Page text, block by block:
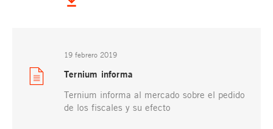
19 febrero 2019
Ternium informa
Ternium informa al mercado sobre el pedido
de los fiscales y su efecto